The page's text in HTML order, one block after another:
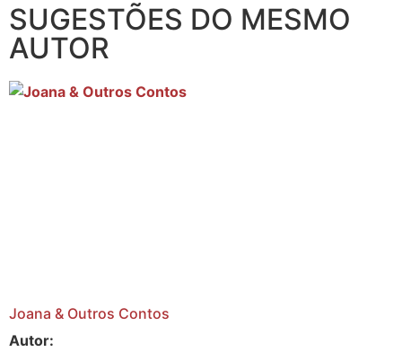
SUGESTÕES DO MESMO
AUTOR
Joana & Outros Contos
Autor: